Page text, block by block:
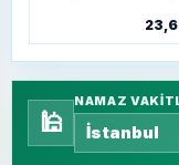
🕌
NAMAZ